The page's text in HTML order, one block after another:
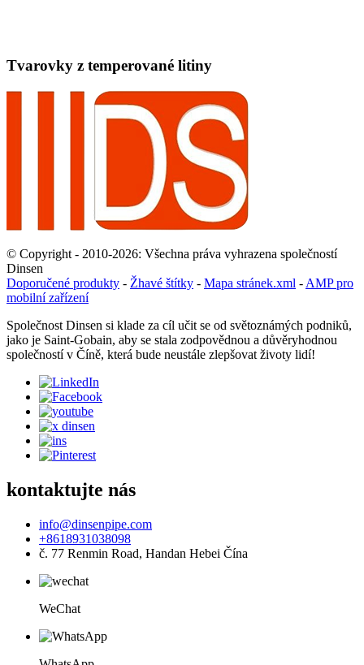
Tvarovky z temperované litiny
© Copyright - 2010-2026: Všechna práva vyhrazena společností
Dinsen
Doporučené produkty - Žhavé štítky - Mapa stránek.xml - AMP pro
mobilní zařízení
Společnost Dinsen si klade za cíl učit se od světoznámých podniků,
jako je Saint-Gobain, aby se stala zodpovědnou a důvěryhodnou
společností v Číně, která bude neustále zlepšovat životy lidí!
kontaktujte nás
info@dinsenpipe.com
+8618931038098
č. 77 Renmin Road, Handan Hebei Čína
WeChat